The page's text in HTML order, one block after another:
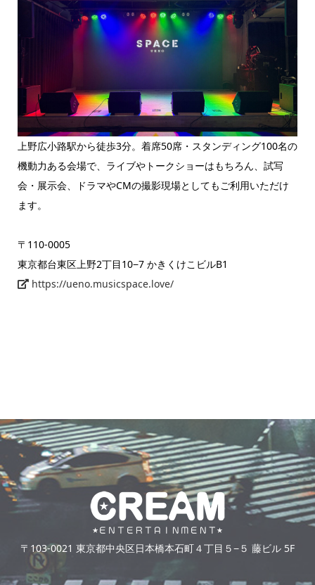
上野広小路駅から徒歩3分。着席50席・スタンディング100名の
機動力ある会場で、ライブやトークショーはもちろん、試写
会・展示会、ドラマやCMの撮影現場としてもご利用いただけ
ます。
〒110-0005
東京都台東区上野2丁目10−7 かきくけこビルB1
https://ueno.musicspace.love/
〒103-0021 東京都中央区日本橋本石町４丁目５−５ 藤ビル 5F